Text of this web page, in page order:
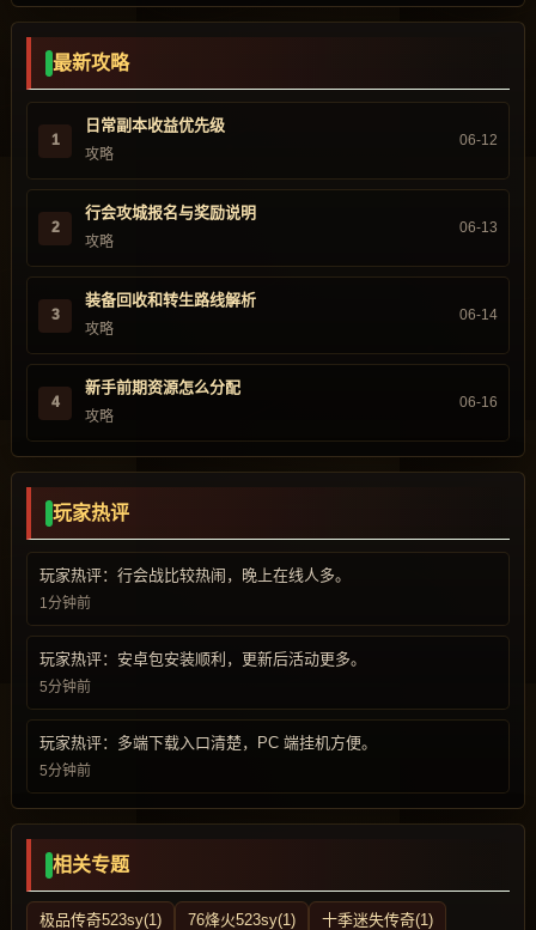
最新攻略
1
日常副本收益优先级
攻略
06-12
2
行会攻城报名与奖励说明
攻略
06-13
3
装备回收和转生路线解析
攻略
06-14
4
新手前期资源怎么分配
攻略
06-16
玩家热评
玩家热评：行会战比较热闹，晚上在线人多。
1分钟前
玩家热评：安卓包安装顺利，更新后活动更多。
5分钟前
玩家热评：多端下载入口清楚，PC 端挂机方便。
5分钟前
相关专题
极品传奇523sy(1) 76烽火523sy(1)
十季迷失传奇(1)